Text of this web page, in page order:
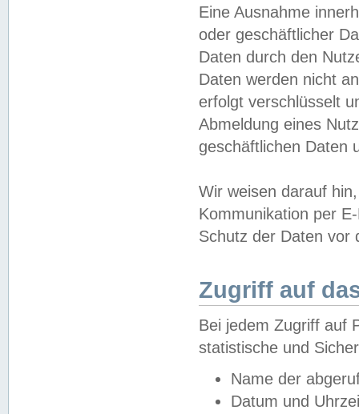
Eine Ausnahme
oder geschäftlicher
Daten durch den
Daten werden nicht
erfolgt verschlüsselt
Abmeldung eines
geschäftlichen Daten
Wir weisen darauf
Kommunikation per
Schutz der Daten vor
Zugriff auf
Bei jedem Zugriff auf
statistische und
Name der
Datum und